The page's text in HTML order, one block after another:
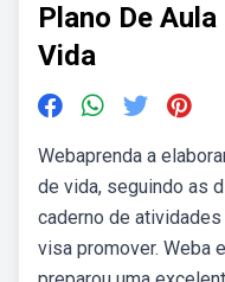
Plano De
Vida
Webaprenda a
de vida, seguindo as
caderno de
visa promover. Weba